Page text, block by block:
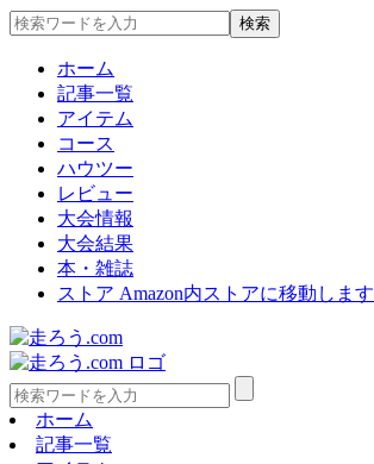
ホーム
記事一覧
アイテム
コース
ハウツー
レビュー
大会情報
大会結果
本・雑誌
ストア Amazon内ストアに移動します
ホーム
記事一覧